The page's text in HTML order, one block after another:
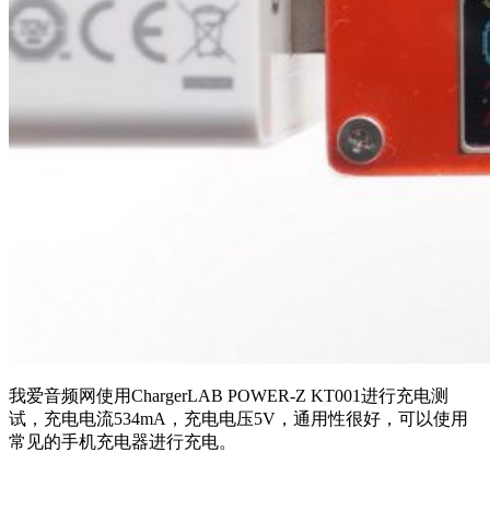
我爱音频网使用ChargerLAB POWER-Z KT001进行充电测
试，充电电流534mA，充电电压5V，通用性很好，可以使用
常见的手机充电器进行充电。